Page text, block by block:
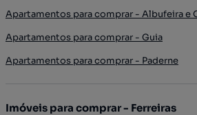
Apartamentos para comprar - Albufeira e
Apartamentos para comprar - Guia
Apartamentos para comprar - Paderne
Imóveis para comprar - Ferreiras